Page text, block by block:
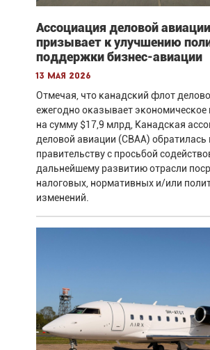
Ассоциация деловой
призывает к улучшению
поддержки бизнес-авиации
13 мая 2026
Отмечая, что канадский флот
ежегодно оказывает экономическое
на сумму $17,9 млрд, Канадская
деловой авиации (CBAA) обратилась
правительству с просьбой
дальнейшему развитию отрасли
налоговых, нормативных и/или
изменений.